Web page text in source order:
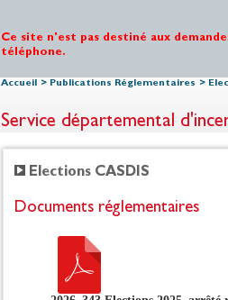
Ce site n'est pas destiné aux
téléphone.
Accueil > Publications Réglementaires >
Service départemental
Elections CASDIS
Documents réglementaires